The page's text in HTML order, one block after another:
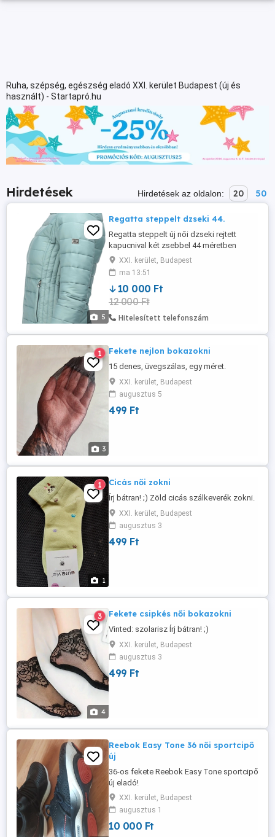
Ruha, szépség, egészség eladó XXI. kerület Budapest (új és
használt) - Startapró.hu
Hirdetések Hirdetések az oldalon: 20 50
5
Regatta steppelt dzseki 44.
Regatta steppelt új női dzseki rejtett
kapucnival két zsebbel 44 méretben
türkizes kékes színben.
XXI. kerület, Budapest
ma 13:51
10 000 Ft
12 000 Ft
Hitelesített telefonszám
3
1 Fekete nejlon bokazokni
15 denes, üvegszálas, egy méret.
XXI. kerület, Budapest
augusztus 5
499 Ft
1
1 Cicás női zokni
Írj bátran! ;) Zöld cicás szálkeverék zokni.
XXI. kerület, Budapest
augusztus 3
499 Ft
4
3 Fekete csipkés női bokazokni
Vinted: szolarisz Írj bátran! ;)
XXI. kerület, Budapest
augusztus 3
499 Ft
Reebok Easy Tone 36 női sportcipő
új
36-os fekete Reebok Easy Tone sportcipő
új eladó!
XXI. kerület, Budapest
augusztus 1
10 000 Ft